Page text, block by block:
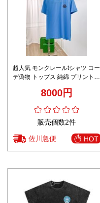
超人気 モンクレールtシャツ コー
デ偽物 トップス 純綿 プリント
8000円
販売個数2件
佐川急便 HOT